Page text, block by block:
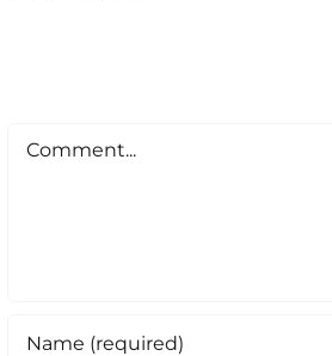
Comment